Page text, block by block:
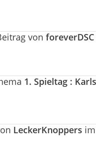
von foreverDSC
1. Spieltag :
LeckerKnoppers